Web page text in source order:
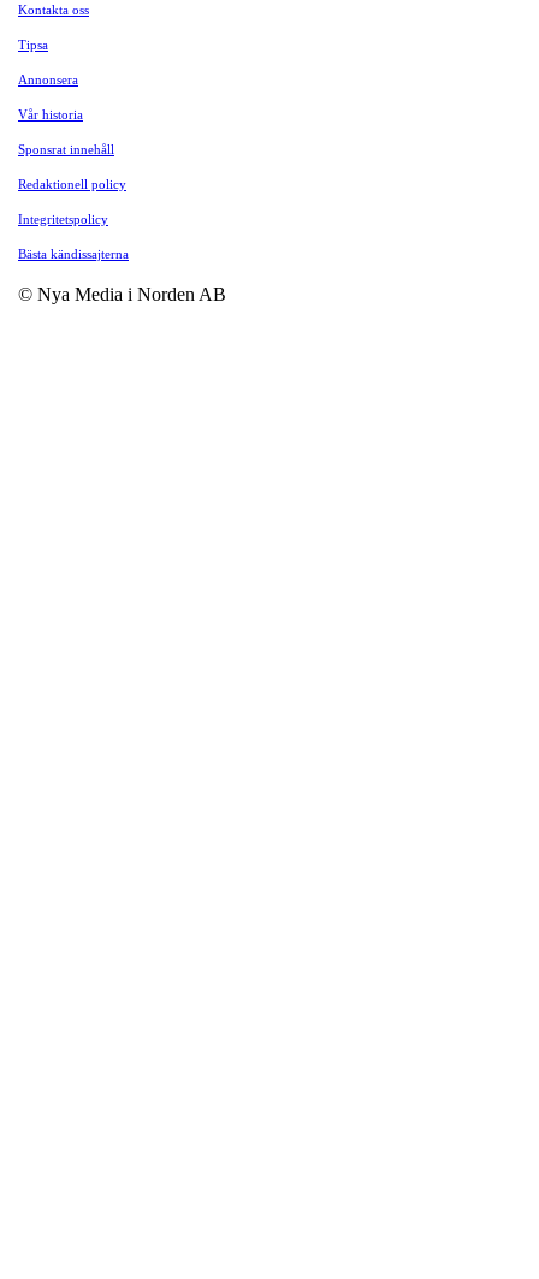
Kontakta oss
Tipsa
Annonsera
Vår historia
Sponsrat innehåll
Redaktionell policy
Integritetspolicy
Bästa kändissajterna
© Nya Media i Norden AB